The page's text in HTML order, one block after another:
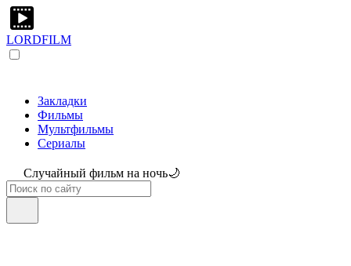
LORDFILM
Закладки
Фильмы
Мультфильмы
Сериалы
Случайный фильм на ночь🌙